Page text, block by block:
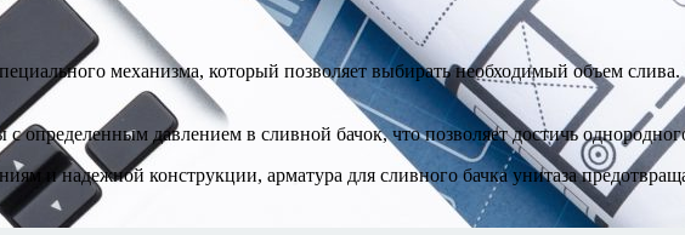
механизма, который позволяет выбирать необходимый объем
с определенным давлением в сливной бачок, что позволяет достичь
и надежной конструкции, арматура для сливного бачка унитаза